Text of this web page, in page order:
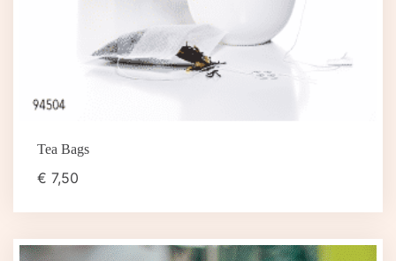
Tea Bags
€ 7,50